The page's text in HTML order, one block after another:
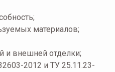
материалов;
и внешней отделки;
2012 и ТУ 25.11.23-